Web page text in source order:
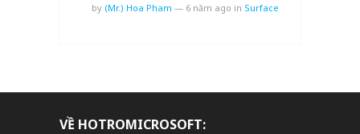
by (Mr.) Hoa Pham — 6 năm ago in Surface
VỀ HOTROMICROSOFT: